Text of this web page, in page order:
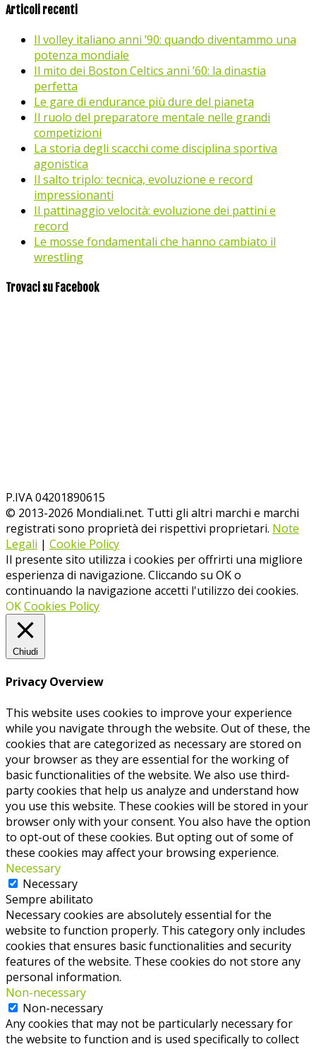
Articoli recenti
Il volley italiano anni ’90: quando diventammo una
potenza mondiale
Il mito dei Boston Celtics anni ’60: la dinastia
perfetta
Le gare di endurance più dure del pianeta
Il ruolo del preparatore mentale nelle grandi
competizioni
La storia degli scacchi come disciplina sportiva
agonistica
Il salto triplo: tecnica, evoluzione e record
impressionanti
Il pattinaggio velocità: evoluzione dei pattini e
record
Le mosse fondamentali che hanno cambiato il
wrestling
Trovaci su Facebook
P.IVA 04201890615
© 2013-2026 Mondiali.net. Tutti gli altri marchi e marchi
registrati sono proprietà dei rispettivi proprietari. Note
Legali | Cookie Policy
Il presente sito utilizza i cookies per offrirti una migliore
esperienza di navigazione. Cliccando su OK o
continuando la navigazione accetti l'utilizzo dei cookies.
OKCookies Policy
Chiudi
Privacy Overview
This website uses cookies to improve your experience
while you navigate through the website. Out of these, the
cookies that are categorized as necessary are stored on
your browser as they are essential for the working of
basic functionalities of the website. We also use third-
party cookies that help us analyze and understand how
you use this website. These cookies will be stored in your
browser only with your consent. You also have the option
to opt-out of these cookies. But opting out of some of
these cookies may affect your browsing experience.
Necessary
Necessary
Sempre abilitato
Necessary cookies are absolutely essential for the
website to function properly. This category only includes
cookies that ensures basic functionalities and security
features of the website. These cookies do not store any
personal information.
Non-necessary
Non-necessary
Any cookies that may not be particularly necessary for
the website to function and is used specifically to collect